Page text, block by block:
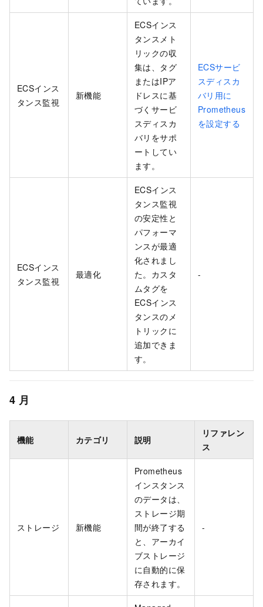
ECSインス
タンス監視
新機能
ECSインス
タンスメト
リックの収
集は、タグ
またはIPア
ドレスに基
づくサービ
スディスカ
バリをサポ
ートしてい
ます。
ECSサービ
スディスカ
バリ用に
Prometheus
を設定する
ECSインス
タンス監視
最適化
ECSインス
タンス監視
の安定性と
パフォーマ
ンスが最適
化されまし
た。カスタ
ムタグを
ECSインス
タンスのメ
トリックに
追加できま
す。
-
4 月
機能 カテゴリ 説明
リファレン
ス
ストレージ 新機能
Prometheus
インスタンス
のデータは、
ストレージ期
間が終了する
と、アーカイ
ブストレージ
に自動的に保
存されます。
-